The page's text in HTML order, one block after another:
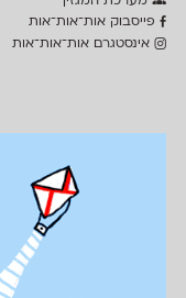
פייסבוק אות־אות־אות
אינסטגרם אות־אות־אות